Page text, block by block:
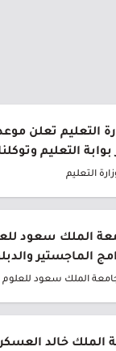
التعليم تعلن
بوابة التعليم
التعليم
الملك سعود
الماجستير
الملك سعود للعلوم
الملك خالد